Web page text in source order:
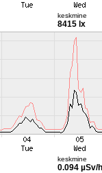
keskmine
8415 lx
keskmine
0.094 µSv/h